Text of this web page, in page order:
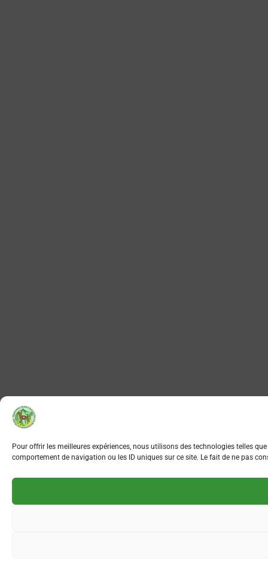
Pour offrir les meilleures expériences, nous utilisons des technologies telles
comportement de navigation ou les ID uniques sur ce site. Le fait de ne pas